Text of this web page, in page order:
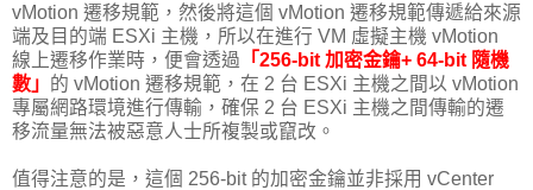
vMotion 遷移規範，然後將這個 vMotion 遷移規範傳遞給來源
端及目的端 ESXi 主機，所以在進行 VM 虛擬主機 vMotion
線上遷移作業時，便會透過 「256-bit 加密金鑰+ 64-bit 隨機
數」 的 vMotion 遷移規範，在 2 台 ESXi 主機之間以 vMotion
專屬網路環境進行傳輸，確保 2 台 ESXi 主機之間傳輸的遷
移流量無法被惡意人士所複製或竄改。
值得注意的是，這個 256-bit 的加密金鑰並非採用 vCenter